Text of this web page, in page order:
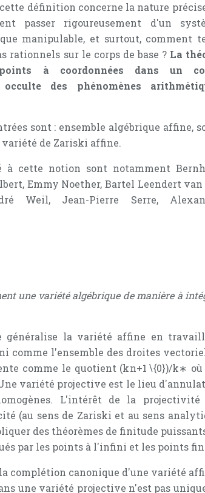
définition concerne la nature
passer rigoureusement d'un
manipulable, et surtout, comment
rationnels sur le corps de base ? La
à coordonnées dans un
des phénomènes
sont : ensemble algébrique affine,
de Zariski affine.
à cette notion sont notamment
Emmy Noether, Bartel Leendert van
Weil, Jean-Pierre Serre,
une variété algébrique de manière à
généralise la variété affine en
comme l'ensemble des droites
comme le quotient (kn+1 ∖{0})/k∗ où
variété projective est le lieu
L'intérêt de la projectivité
(au sens de Zariski et au sens
des théorèmes de finitude
par les points à l'infini et les points
complétion canonique d'une variété
une variété projective n'est pas